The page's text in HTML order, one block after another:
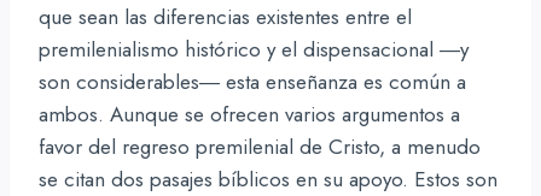
que sean las diferencias existentes entre el
premilenialismo histórico y el dispensacional ―y
son considerables― esta enseñanza es común a
ambos. Aunque se ofrecen varios argumentos a
favor del regreso premilenial de Cristo, a menudo
se citan dos pasajes bíblicos en su apoyo. Estos son